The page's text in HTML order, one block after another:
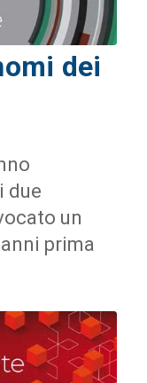
dei
due
un
prima